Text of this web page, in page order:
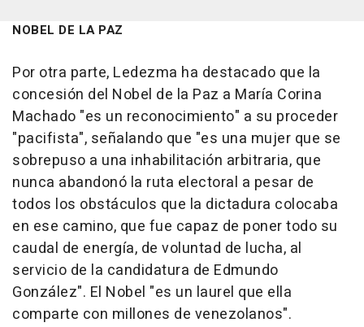
NOBEL DE LA PAZ
Por otra parte, Ledezma ha destacado que la
concesión del Nobel de la Paz a María Corina
Machado "es un reconocimiento" a su proceder
"pacifista", señalando que "es una mujer que se
sobrepuso a una inhabilitación arbitraria, que
nunca abandonó la ruta electoral a pesar de
todos los obstáculos que la dictadura colocaba
en ese camino, que fue capaz de poner todo su
caudal de energía, de voluntad de lucha, al
servicio de la candidatura de Edmundo
González". El Nobel "es un laurel que ella
comparte con millones de venezolanos".